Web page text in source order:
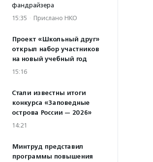
фандрайзера
15:35 · Прислано НКО
Проект «Школьный друг»
открыл набор участников
на новый учебный год
15:16
Стали известны итоги
конкурса «Заповедные
острова России — 2026»
14:21
Минтруд представил
программы повышения